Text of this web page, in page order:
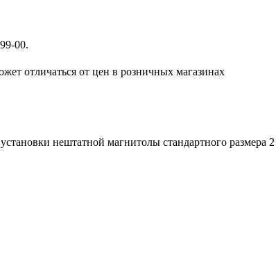
00.
отличаться от цен в розничных магазинах
нештатной магнитолы стандартного